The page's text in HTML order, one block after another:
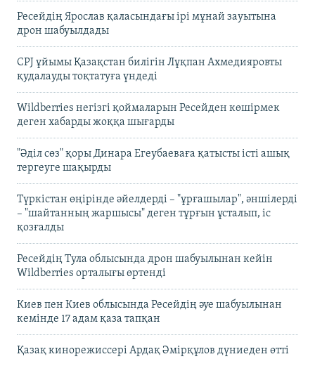
Ресейдің Ярослав қаласындағы ірі мұнай зауытына
дрон шабуылдады
CPJ ұйымы Қазақстан билігін Лұқпан Ахмедияровты
қудалауды тоқтатуға үндеді
Wildberries негізгі қоймаларын Ресейден көшірмек
деген хабарды жоққа шығарды
"Әділ сөз" қоры Динара Егеубаеваға қатысты істі ашық
тергеуге шақырды
Түркістан өңірінде әйелдерді – "ұрғашылар", әншілерді
– "шайтанның жаршысы" деген тұрғын ұсталып, іс
қозғалды
Ресейдің Тула облысында дрон шабуылынан кейін
Wildberries орталығы өртенді
Киев пен Киев облысында Ресейдің әуе шабуылынан
кемінде 17 адам қаза тапқан
Қазақ кинорежиссері Ардақ Әмірқұлов дүниеден өтті